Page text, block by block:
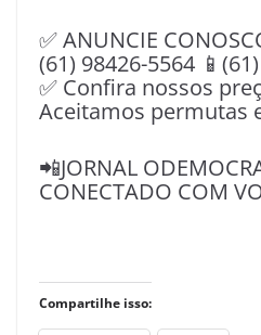
✅ ANUNCIE
(61) 98426-5564
✅ Confira nossos
Aceitamos permutas
📲JORNAL
CONECTADO COM
Compartilhe isso: